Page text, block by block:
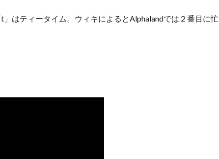
はティータイム。ウィキによるとAlphalandでは２番目に忙